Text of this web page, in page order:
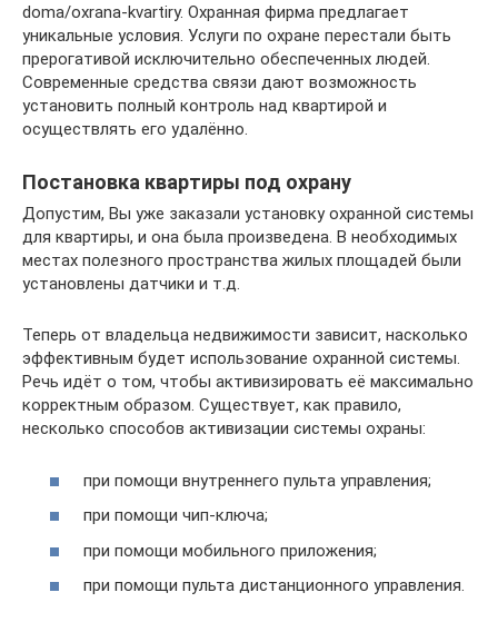
doma/oxrana-kvartiry. Охранная фирма предлагает
уникальные условия. Услуги по охране перестали быть
прерогативой исключительно обеспеченных людей.
Современные средства связи дают возможность
установить полный контроль над квартирой и
осуществлять его удалённо.
Постановка квартиры под охрану
Допустим, Вы уже заказали установку охранной системы
для квартиры, и она была произведена. В необходимых
местах полезного пространства жилых площадей были
установлены датчики и т.д.
Теперь от владельца недвижимости зависит, насколько
эффективным будет использование охранной системы.
Речь идёт о том, чтобы активизировать её максимально
корректным образом. Существует, как правило,
несколько способов активизации системы охраны:
при помощи внутреннего пульта управления;
при помощи чип-ключа;
при помощи мобильного приложения;
при помощи пульта дистанционного управления.